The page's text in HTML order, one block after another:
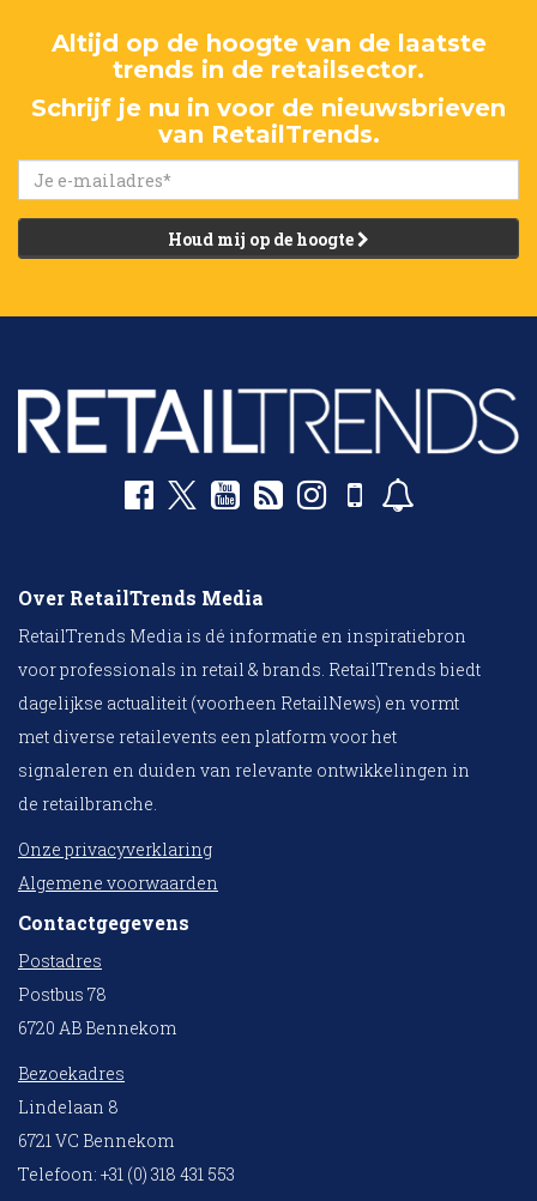
Altijd op de hoogte van de laatste
trends in de retailsector.
Schrijf je nu in voor de nieuwsbrieven
van RetailTrends.
Houd mij op de hoogte
Over RetailTrends Media
RetailTrends Media is dé informatie en inspiratiebron
voor professionals in retail & brands. RetailTrends biedt
dagelijkse actualiteit (voorheen RetailNews) en vormt
met diverse retailevents een platform voor het
signaleren en duiden van relevante ontwikkelingen in
de retailbranche.
Onze privacyverklaring
Algemene voorwaarden
Contactgegevens
Postadres
Postbus 78
6720 AB Bennekom
Bezoekadres
Lindelaan 8
6721 VC Bennekom
Telefoon: +31 (0) 318 431 553